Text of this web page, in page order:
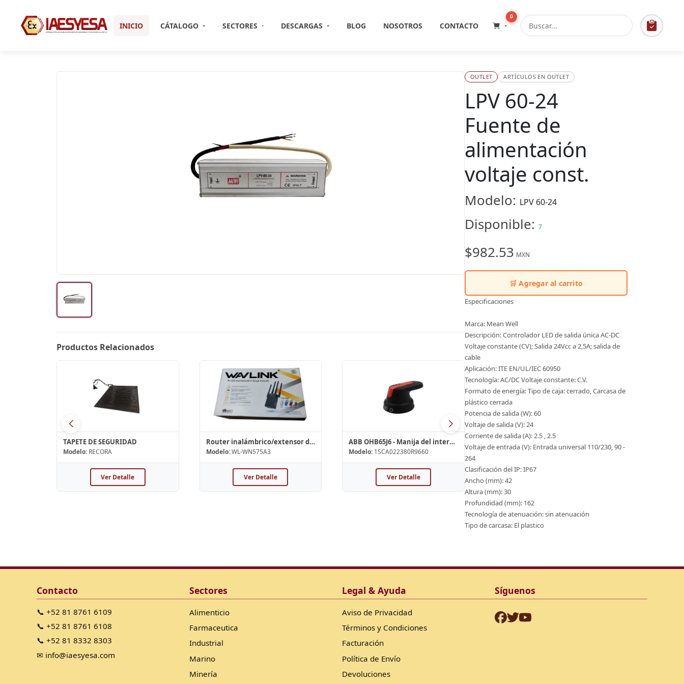
INICIO CÁTALOGO SECTORES DESCARGAS BLOG NOSOTROS CONTACTO
0
Productos Relacionados
TAPETE DE SEGURIDAD
Modelo:RECORA
Ver Detalle
Router inalámbrico/extensor de rango/
Modelo:WL-WN575A3
Ver Detalle
ABB OHB65J6 - Manija del interruptor, 6 mm
Modelo: 1SCA022380R9660
Ver Detalle
Modelo:A100AC115R
OUTLET ARTÍCULOS EN OUTLET
LPV 60-24
Fuente de
alimentación
voltaje const.
Modelo: LPV 60-24
Disponible: 7
$982.53 MXN
🛒 Agregar al carrito
Especificaciones
Marca: Mean Well
Descripción: Controlador LED de salida única AC-DC
Voltaje constante (CV); Salida 24Vcc a 2,5A; salida de
cable
Aplicación: ITE EN/UL/IEC 60950
Tecnología: AC/DC Voltaje constante: C.V.
Formato de energía: Tipo de caja: cerrado, Carcasa de
plástico cerrada
Potencia de salida (W): 60
Voltaje de salida (V): 24
Corriente de salida (A): 2.5 , 2.5
Voltaje de entrada (V): Entrada universal 110/230, 90 -
264
Clasificación del IP: IP67
Ancho (mm): 42
Altura (mm): 30
Profundidad (mm): 162
Tecnología de atenuación: sin atenuación
Tipo de carcasa: El plastico
Contacto
📞 +52 81 8761 6109
📞 +52 81 8761 6108
📞 +52 81 8332 8303
✉ info@iaesyesa.com
Sectores
Alimenticio
Farmaceutica
Industrial
Marino
Minería
Legal & Ayuda
Aviso de Privacidad
Términos y Condiciones
Facturación
Política de Envío
Devoluciones
Síguenos